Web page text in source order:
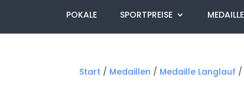
POKALE SPORTPREISE
Start / Medaillen / Medaille Langlauf /